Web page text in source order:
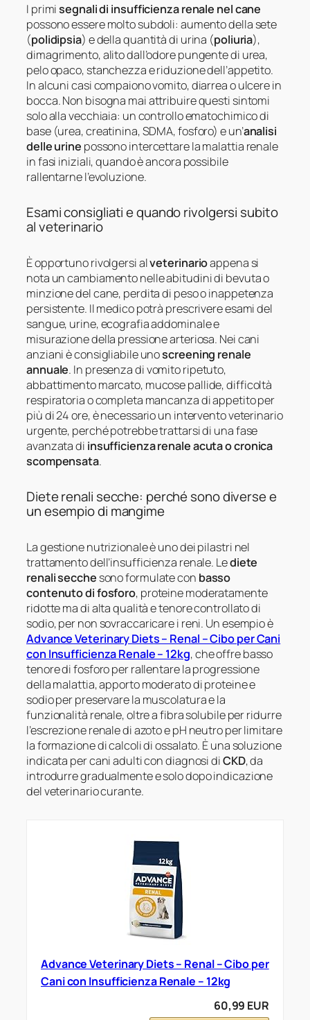
I primisegnali di insufficienza renale nel cane
possono essere molto subdoli: aumento della sete
(polidipsia) e della quantità di urina (poliuria),
dimagrimento, alito dall’odore pungente di urea,
pelo opaco, stanchezza e riduzione dell’appetito.
In alcuni casi compaiono vomito, diarrea o ulcere in
bocca. Non bisogna mai attribuire questi sintomi
solo alla vecchiaia: un controllo ematochimico di
base (urea, creatinina, SDMA, fosforo) e un’analisi
delle urine possono intercettare la malattia renale
in fasi iniziali, quando è ancora possibile
rallentarne l’evoluzione.
Esami consigliati e quando rivolgersi subito
al veterinario
È opportuno rivolgersi alveterinarioappena si
nota un cambiamento nelle abitudini di bevuta o
minzione del cane, perdita di peso o inappetenza
persistente. Il medico potrà prescrivere esami del
sangue, urine, ecografia addominale e
misurazione della pressione arteriosa. Nei cani
anziani è consigliabile unoscreening renale
annuale. In presenza di vomito ripetuto,
abbattimento marcato, mucose pallide, difficoltà
respiratoria o completa mancanza di appetito per
più di 24 ore, è necessario un intervento veterinario
urgente, perché potrebbe trattarsi di una fase
avanzata di insufficienza renale acuta o cronica
scompensata.
Diete renali secche: perché sono diverse e
un esempio di mangime
La gestione nutrizionale è uno dei pilastri nel
trattamento dell’insufficienza renale. Lediete
renali secche sono formulate con basso
contenuto di fosforo, proteine moderatamente
ridotte ma di alta qualità e tenore controllato di
sodio, per non sovraccaricare i reni. Un esempio è
Advance Veterinary Diets – Renal – Cibo per Cani
con Insufficienza Renale – 12kg, che offre basso
tenore di fosforo per rallentare la progressione
della malattia, apporto moderato di proteine e
sodio per preservare la muscolatura e la
funzionalità renale, oltre a fibra solubile per ridurre
l’escrezione renale di azoto e pH neutro per limitare
la formazione di calcoli di ossalato. È una soluzione
indicata per cani adulti con diagnosi diCKD, da
introdurre gradualmente e solo dopo indicazione
del veterinario curante.
Advance Veterinary Diets – Renal – Cibo per
Cani con Insufficienza Renale – 12kg
60,99 EUR